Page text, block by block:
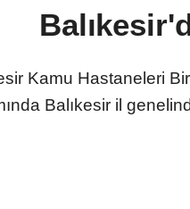
Kamu Hastaneleri
Balıkesir il